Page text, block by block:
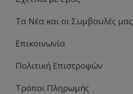
Τα Νέα και οι Συμβουλές μας
Επικοινωνία
Πολιτική Επιστροφών
Τρόποι Πληρωμής